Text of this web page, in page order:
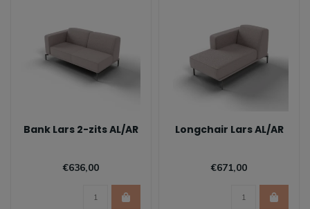
Bank Lars 2-zits AL/AR
€636,00
Longchair Lars AL/AR
€671,00